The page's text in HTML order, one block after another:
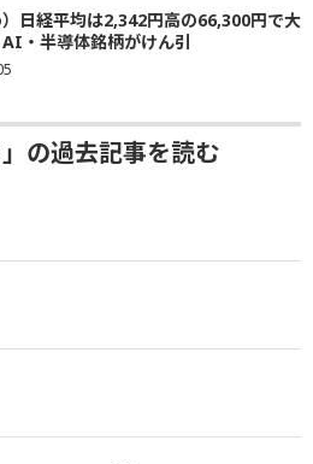
）日経平均は2,342円高の66,300円で大
・半導体銘柄がけん引
の過去記事を読む